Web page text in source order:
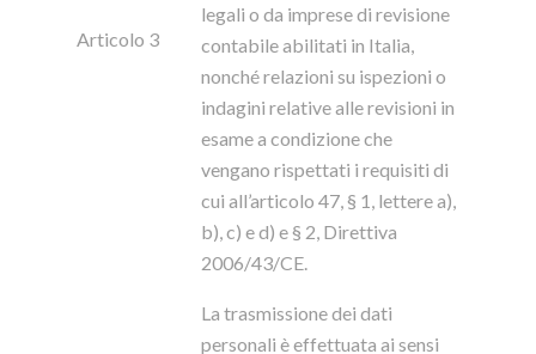
Articolo 3
legali o da imprese di revisione
contabile abilitati in Italia,
nonché relazioni su ispezioni o
indagini relative alle revisioni in
esame a condizione che
vengano rispettati i requisiti di
cui all’articolo 47, § 1, lettere a),
b), c) e d) e § 2, Direttiva
2006/43/CE.
La trasmissione dei dati
personali è effettuata ai sensi